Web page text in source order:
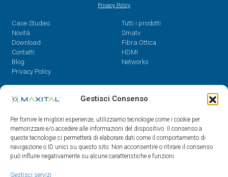
Gestisci Consenso
Per fornire le migliori esperienze, utilizziamo tecnologie come i cookie per
memorizzare e/o accedere alle informazioni del dispositivo. Il consenso a
queste tecnologie ci permetterà di elaborare dati come il comportamento di
navigazione o ID unici su questo sito. Non acconsentire o ritirare il consenso
può influire negativamente su alcune caratteristiche e funzioni.
Gestisci servizi
Privacy Policy
Case Studies
Novità
Download
Contatti
Blog
Privacy Policy
Tutti i prodotti
Smatv
Fibra Ottica
HDMI
Networks
Contatti
08.30 - 12.30 / 14 - 18
0522/909701
0522/909748